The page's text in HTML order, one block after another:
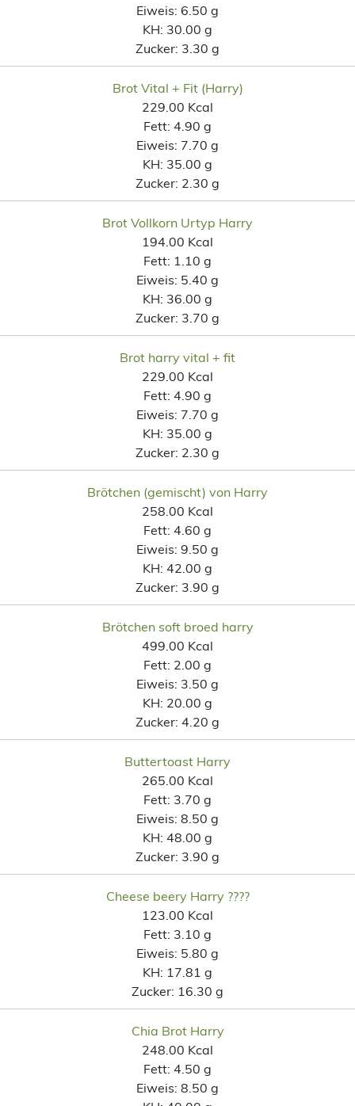
Eiweis: 6.50 g
KH: 30.00 g
Zucker: 3.30 g
Brot Vital + Fit (Harry)
229.00 Kcal
Fett: 4.90 g
Eiweis: 7.70 g
KH: 35.00 g
Zucker: 2.30 g
Brot Vollkorn Urtyp Harry
194.00 Kcal
Fett: 1.10 g
Eiweis: 5.40 g
KH: 36.00 g
Zucker: 3.70 g
Brot harry vital + fit
229.00 Kcal
Fett: 4.90 g
Eiweis: 7.70 g
KH: 35.00 g
Zucker: 2.30 g
Brötchen (gemischt) von Harry
258.00 Kcal
Fett: 4.60 g
Eiweis: 9.50 g
KH: 42.00 g
Zucker: 3.90 g
Brötchen soft broed harry
499.00 Kcal
Fett: 2.00 g
Eiweis: 3.50 g
KH: 20.00 g
Zucker: 4.20 g
Buttertoast Harry
265.00 Kcal
Fett: 3.70 g
Eiweis: 8.50 g
KH: 48.00 g
Zucker: 3.90 g
Cheese beery Harry ????
123.00 Kcal
Fett: 3.10 g
Eiweis: 5.80 g
KH: 17.81 g
Zucker: 16.30 g
Chia Brot Harry
248.00 Kcal
Fett: 4.50 g
Eiweis: 8.50 g